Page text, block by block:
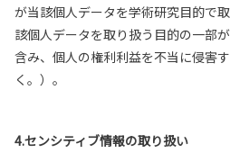
が当該個人データを学術研究目的で
該個人データを取り扱う目的の一部
含み、個人の権利利益を不当に侵害
く。）。
4.センシティブ情報の取り扱い